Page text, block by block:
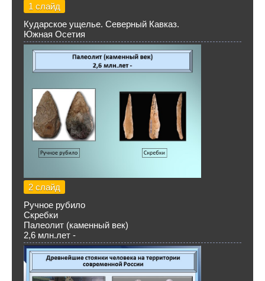
1 слайд
Кударское ущелье. Северный Кавказ.
Южная Осетия
2 слайд
Ручное рубило
Скребки
Палеолит (каменный век)
2,6 млн.лет -